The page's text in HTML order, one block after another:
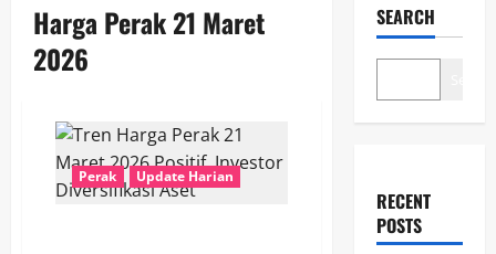
Harga Perak 21 Maret
2026
Perak Update Harian
SEARCH
RECENT
POSTS